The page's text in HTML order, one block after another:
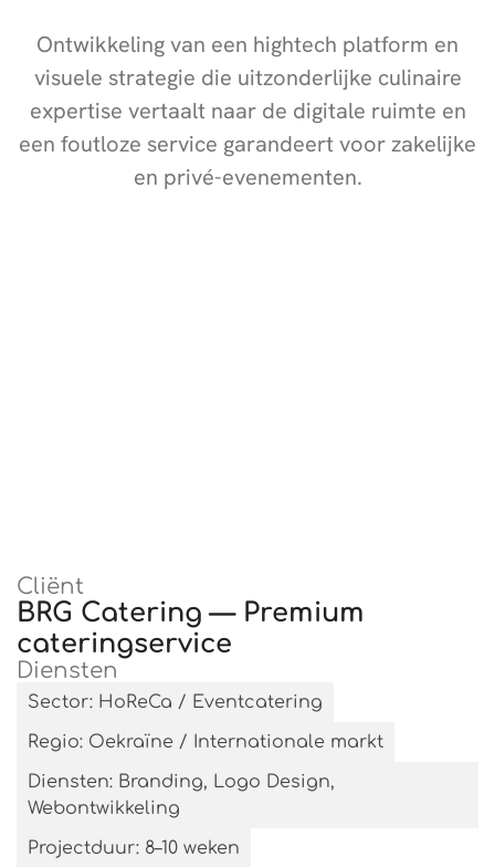
Ontwikkeling van een hightech platform en
visuele strategie die uitzonderlijke culinaire
expertise vertaalt naar de digitale ruimte en
een foutloze service garandeert voor zakelijke
en privé-evenementen.
Cliënt
BRG Catering — Premium
cateringservice
Diensten
Sector: HoReCa / Eventcatering
Regio: Oekraïne / Internationale markt
Diensten: Branding, Logo Design,
Webontwikkeling
Projectduur: 8–10 weken